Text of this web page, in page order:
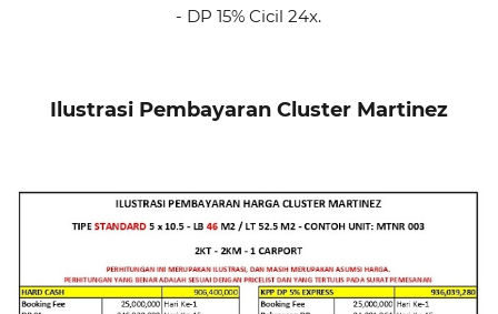
- DP 15% Cicil 24x.
Ilustrasi Pembayaran Cluster Martinez